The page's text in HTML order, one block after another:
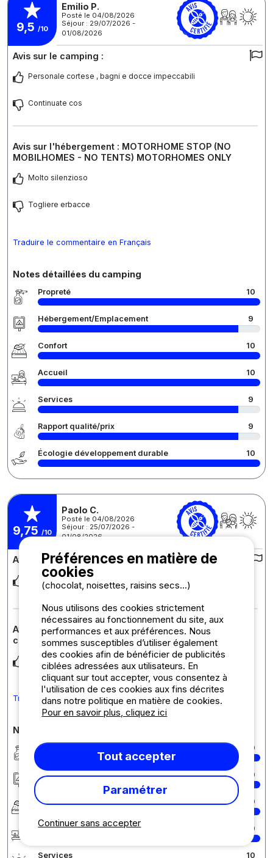
9,5 /10
Emilio P.
Posté le 04/08/2026
Séjour : 29/07/2026 -
01/08/2026
Avis sur le camping :
Personale cortese , bagni e docce impeccabili
Continuate cos
Avis sur l'hébergement : MOTORHOME STOP (NO
MOBILHOMES - NO TENTS) MOTORHOMES ONLY
Molto silenzioso
Togliere erbacce
Traduire le commentaire en Français
Notes détaillées du camping
Propreté 10
Hébergement/Emplacement 9
Confort 10
Accueil 10
Services 9
Rapport qualité/prix 9
Écologie développement durable 10
9,75 /10
Paolo C.
Posté le 04/08/2026
Séjour : 25/07/2026 -
01/08/2026
Avis sur le camping :
Un campeggio a conduzione familiare dove ti senti a casa.
Servizi igienici sempre in ordine e puliti ... Lire la suite
Avis sur l'hébergement : (Area 2/4) Emplacement
camping-car
Vedi sopra
Traduire le commentaire en Français
Notes détaillées du camping
Propreté 10
Hébergement/Emplacement 10
Confort 10
Accueil 10
Services 10
Continuer sans accepter
Préférences en matière de
cookies
(chocolat, noisettes, raisins secs...)
Nous utilisons des cookies strictement
nécessaires au fonctionnement du site, aux
performances et aux préférences. Nous
sommes susceptibles d’utiliser également
des cookies afin de bénéficier de publicités
ciblées adressées aux utilisateurs. En
cliquant sur tout accepter, vous consentez à
l'utilisation de ces cookies aux fins décrites
dans notre politique en matière de cookies.
Pour en savoir plus, cliquez ici
Tout accepter
Paramétrer